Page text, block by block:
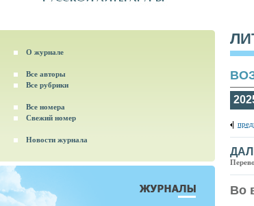
О журнале
Все авторы
Все рубрики
Все номера
Свежий номер
Новости журнала
Во